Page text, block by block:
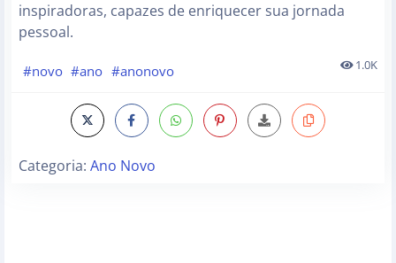
inspiradoras, capazes de enriquecer sua jornada
pessoal.
#novo #ano #anonovo 1.0K
Categoria: Ano Novo